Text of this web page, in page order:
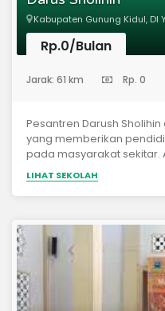
Ustadz Fahrudinâ€“ Ustadz
M.Sc.â€“ Ustadz Amir As-
Ahmad Mz. S.S.â€“
Kabupaten Gunung Kidul, DI
Rp.0/Bulan
Jarak: 61 km Rp. 0
Pesantren Darush
yang memberikan
pada masyarakat sekitar.
pengajian umum dari
sepuh.
LIHAT SEKOLAH